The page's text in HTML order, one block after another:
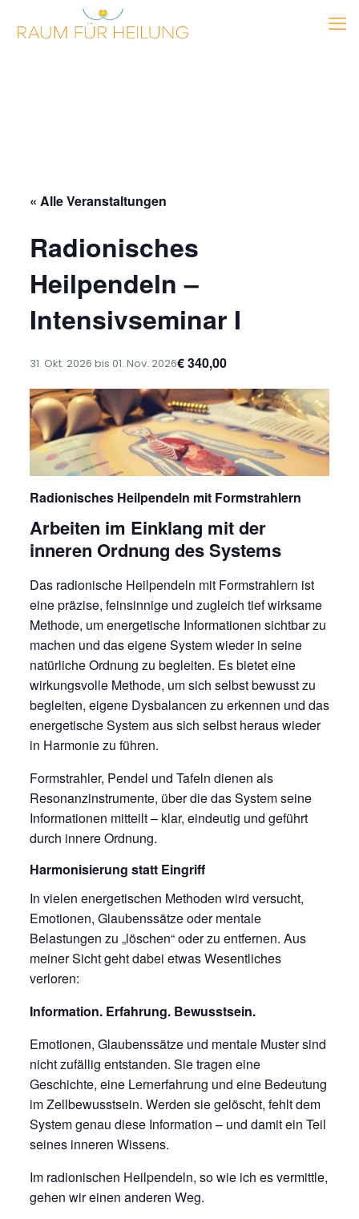
« Alle Veranstaltungen
Radionisches
Heilpendeln –
Intensivseminar I
31. Okt. 2026 bis 01. Nov. 2026€ 340,00
Radionisches Heilpendeln mit Formstrahlern
Arbeiten im Einklang mit der
inneren Ordnung des Systems
Das radionische Heilpendeln mit Formstrahlern ist
eine präzise, feinsinnige und zugleich tief wirksame
Methode, um energetische Informationen sichtbar zu
machen und das eigene System wieder in seine
natürliche Ordnung zu begleiten. Es bietet eine
wirkungsvolle Methode, um sich selbst bewusst zu
begleiten, eigene Dysbalancen zu erkennen und das
energetische System aus sich selbst heraus wieder
in Harmonie zu führen.
Formstrahler, Pendel und Tafeln dienen als
Resonanzinstrumente, über die das System seine
Informationen mitteilt – klar, eindeutig und geführt
durch innere Ordnung.
Harmonisierung statt Eingriff
In vielen energetischen Methoden wird versucht,
Emotionen, Glaubenssätze oder mentale
Belastungen zu „löschen“ oder zu entfernen. Aus
meiner Sicht geht dabei etwas Wesentliches
verloren:
Information. Erfahrung. Bewusstsein.
Emotionen, Glaubenssätze und mentale Muster sind
nicht zufällig entstanden. Sie tragen eine
Geschichte, eine Lernerfahrung und eine Bedeutung
im Zellbewusstsein. Werden sie gelöscht, fehlt dem
System genau diese Information – und damit ein Teil
seines inneren Wissens.
Im radionischen Heilpendeln, so wie ich es vermittle,
gehen wir einen anderen Weg.